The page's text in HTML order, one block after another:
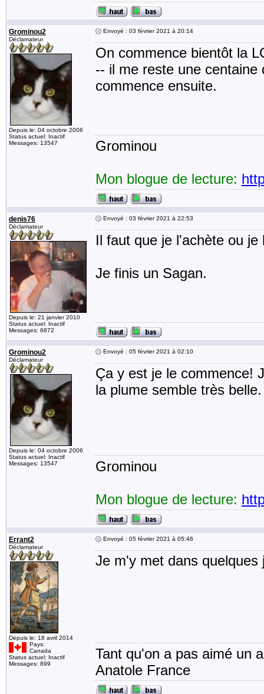
Grominou2
Déclamateur
Depuis le: 04 octobre 2006
Status actuel: Inactif
Messages: 13547
Envoyé : 03 février 2021 à 20:14
On commence bientôt la
-- il me reste une
commence ensuite.
Grominou
Mon blogue de lecture:
denis76
Déclamateur
Depuis le: 21 janvier 2010
Status actuel: Inactif
Messages: 6872
Envoyé : 03 février 2021 à 22:53
Il faut que je l'achète ou
Je finis un Sagan.
Grominou2
Déclamateur
Depuis le: 04 octobre 2006
Status actuel: Inactif
Messages: 13547
Envoyé : 05 février 2021 à 02:10
Ça y est je le commence!
la plume semble très belle.
Grominou
Mon blogue de lecture:
Errant2
Déclamateur
Depuis le: 18 avril 2014
Pays:
Canada
Status actuel: Inactif
Messages: 899
Envoyé : 05 février 2021 à 05:46
Je m'y met dans quelques
Tant qu'on a pas aimé un
Anatole France